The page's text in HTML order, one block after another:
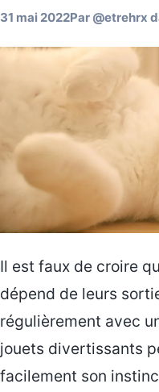
31 mai 2022Par @etrehrx
Il est faux de croire
dépend de leurs
régulièrement avec
jouets divertissants
facilement son